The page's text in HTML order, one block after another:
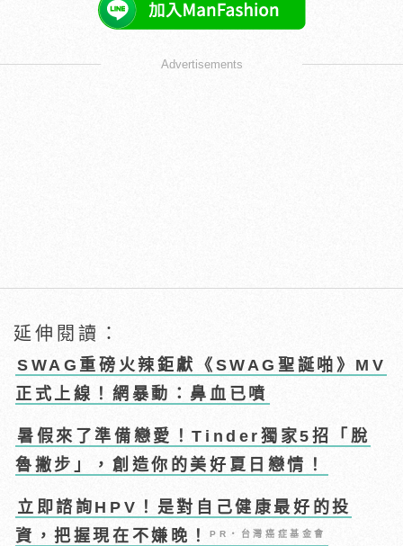
Advertisements
延伸閱讀：
SWAG重磅火辣鉅獻《SWAG聖誕啪》MV
正式上線！網暴動：鼻血已噴
暑假來了準備戀愛！Tinder獨家5招「脫
魯撇步」，創造你的美好夏日戀情！
立即諮詢HPV！是對自己健康最好的投
資，把握現在不嫌晚！PR・台灣癌症基金會